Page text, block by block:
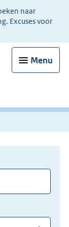
naar
Excuses voor
Menu